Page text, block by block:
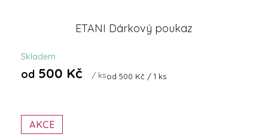
ETANI Dárkový poukaz
Skladem
od 500 Kč / ksMěrná
od 500 Kč / 1 ks
AKCE